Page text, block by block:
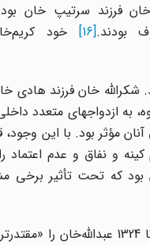
فرزند سرتیپ خان
بودند.[16]
خود
شکرالله خان فرزند
به ازدواجهای متعدد
مؤثر بود. با این
کینه و نفاق و عدم
بود که تحت تأثیر برخی
محمود باور در اثر ارزشمند خویش، در